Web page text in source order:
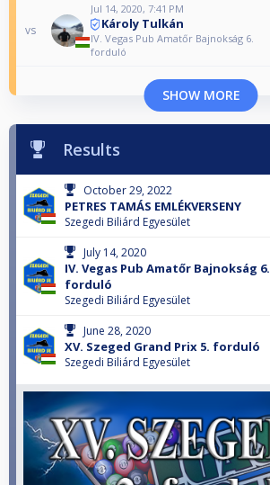
vs
Jul 14, 2020, 7:41 PM
Károly Tulkán
IV. Vegas Pub Amatőr Bajnokság 6.
forduló
SHOW MORE
Results
October 29, 2022
PETRES TAMÁS EMLÉKVERSENY
Szegedi Biliárd Egyesület
July 14, 2020
IV. Vegas Pub Amatőr Bajnokság 6.
forduló
Szegedi Biliárd Egyesület
June 28, 2020
XV. Szeged Grand Prix 5. forduló
Szegedi Biliárd Egyesület